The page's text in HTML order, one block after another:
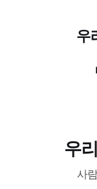
우
우
사